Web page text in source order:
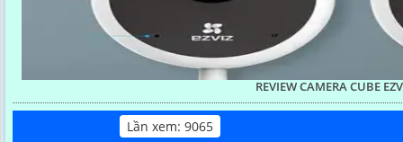
REVIEW CAMERA CUBE
Lần xem: 9065